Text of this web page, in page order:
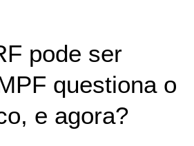
pode ser
questiona o
e agora?